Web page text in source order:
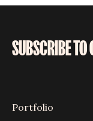
SUBSCRIBE TO
Portfolio